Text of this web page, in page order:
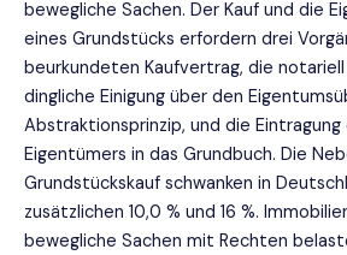
bewegliche Sachen. Der Kauf und die
eines Grundstücks erfordern drei
beurkundeten Kaufvertrag, die
dingliche Einigung über den
Abstraktionsprinzip, und die Eintragung
Eigentümers in das Grundbuch. Die
Grundstückskauf schwanken in
zusätzlichen 10,0 % und 16 %.
bewegliche Sachen mit Rechten